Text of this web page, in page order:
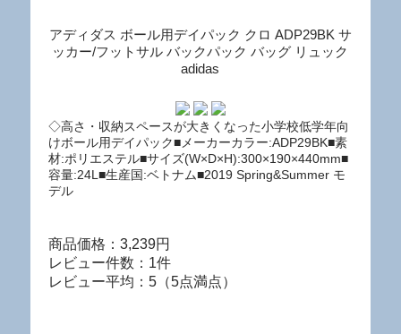
アディダス ボール用デイパック クロ ADP29BK サ
ッカー/フットサル バックパック バッグ リュック
adidas
◇高さ・収納スペースが大きくなった小学校低学年向
けボール用デイパック■メーカーカラー:ADP29BK■素
材:ポリエステル■サイズ(W×D×H):300×190×440mm■
容量:24L■生産国:ベトナム■2019 Spring&Summer モ
デル
商品価格：3,239円
レビュー件数：1件
レビュー平均：5（5点満点）